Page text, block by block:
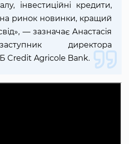
інвестиційні кредити,
ринок новинки, кращий
— зазначає Анастасія
директора
Credit Agricole Bank.